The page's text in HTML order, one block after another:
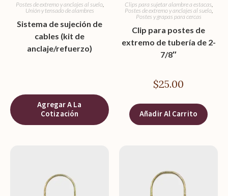
Postes de extremo y anclajes al suelo,
Unión y tensado de alambres
Sistema de sujeción de
cables (kit de
anclaje/refuerzo)
Agregar A La
Cotización
Clips para sujetar alambre a estacas,
Postes de extremo y anclajes al suelo,
Postes y grapas para cercas
Clip para postes de
extremo de tubería de 2-
7/8″
$25.00
Añadir Al Carrito